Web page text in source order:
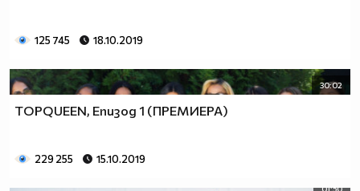
125 745 18.10.2019
30:02
TOPQUEEN, Епизод 1 (ПРЕМИЕРА)
229 255 15.10.2019
01:50